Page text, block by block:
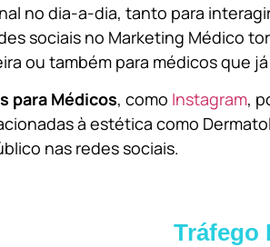
no dia-a-dia, tanto para
sociais no Marketing Médico
ou também para médicos que
para Médicos, como Instagram,
à estética como
nas redes sociais.
Tráfego